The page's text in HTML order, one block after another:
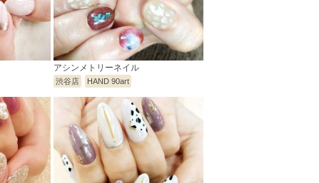
アシンメトリーネイル
渋谷店 HAND 90art